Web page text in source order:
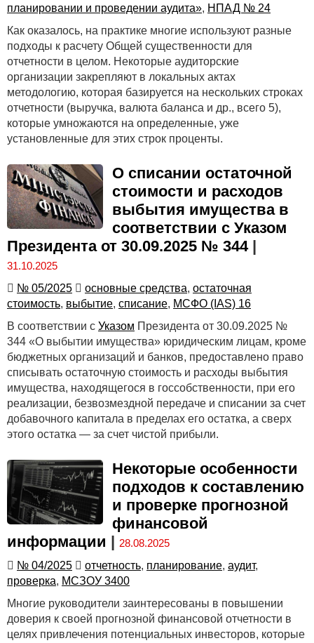
планировании и проведении аудита», НПАД № 24
Как оказалось, на практике многие используют разные
подходы к расчету Общей существенности для
отчетности в целом. Некоторые аудиторские
организации закрепляют в локальных актах
методологию, которая базируется на нескольких строках
отчетности (выручка, валюта баланса и др., всего 5),
которые умножаются на определенные, уже
установленные для этих строк проценты.
О списании остаточной
стоимости и расходов
выбытия имущества в
соответствии с Указом
Президента от 30.09.2025 № 344|
31.10.2025
№ 05/2025
основные средства, остаточная
стоимость, выбытие, списание, МСФО (IAS) 16
В соответствии с Указом Президента от 30.09.2025 №
344 «О выбытии имущества» юридическим лицам, кроме
бюджетных организаций и банков, предоставлено право
списывать остаточную стоимость и расходы выбытия
имущества, находящегося в госсобственности, при его
реализации, безвозмездной передаче и списании за счет
добавочного капитала в пределах его остатка, а сверх
этого остатка — за счет чистой прибыли.
Некоторые особенности
подходов к составлению
и проверке прогнозной
финансовой
информации
28.08.2025
№ 04/2025
отчетность, планирование, аудит,
проверка, МСЗОУ 3400
Многие руководители заинтересованы в повышении
доверия к своей прогнозной финансовой отчетности в
целях привлечения потенциальных инвесторов, которые